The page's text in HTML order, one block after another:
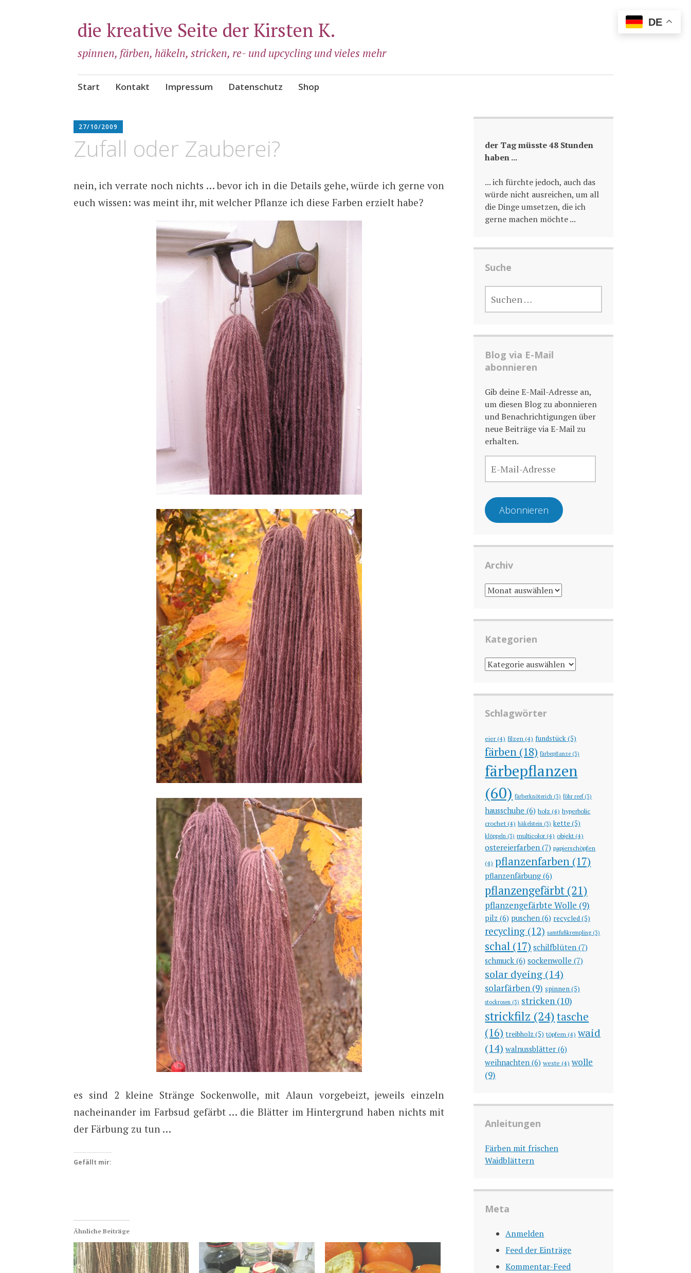
die kreative Seite der Kirsten K.
spinnen, färben, häkeln, stricken, re- und upcycling und vieles mehr
Zum
Start Kontakt Impressum Datenschutz Shop
27/10/2009
Zufall oder Zauberei?
nein, ich verrate noch nichts … bevor ich in die Details gehe, würde ich gerne von
euch wissen: was meint ihr, mit welcher Pflanze ich diese Farben erzielt habe?
es sind 2 kleine Stränge Sockenwolle, mit Alaun vorgebeizt, jeweils einzeln
nacheinander im Farbsud gefärbt … die Blätter im Hintergrund haben nichts mit
der Färbung zu tun …
Gefällt mir:
Ähnliche Beiträge
der Tag müsste 48 Stunden
haben ...
... ich fürchte jedoch, auch das
würde nicht ausreichen, um all
die Dinge umsetzen, die ich
gerne machen möchte ...
Suche
NACH:
Blog via E-Mail
abonnieren
Gib deine E-Mail-Adresse an,
um diesen Blog zu abonnieren
und Benachrichtigungen über
neue Beiträge via E-Mail zu
erhalten.
MAIL-
ADRESSE
Abonnieren
Archiv
ARCHIV
Kategorien
KATEGORIEN
Schlagwörter
eier(4) filzen(4) fundstück(5)
färben (18) färbepflanze (3)
färbepflanzen
(60) färberknöterich (3) föhr reef(3)
hausschuhe (6) holz (4) hyperbolic
crochet(4) häkelstein (3) kette (5)
klöppeln (3) multicolor(4) objekt(4)
ostereierfarben (7) papierschöpfen
(4) pflanzenfarben (17)
pflanzenfärbung (6)
pflanzengefärbt (21)
pflanzengefärbte Wolle (9)
pilz (6) puschen (6) recycled(5)
recycling (12) samtfußkrempling(3)
schal (17) schilfblüten (7)
schmuck (6) sockenwolle (7)
solar dyeing (14)
solarfärben (9) spinnen(5)
stockrosen (3) stricken (10)
strickfilz (24)tasche
(16) treibholz (5) töpfern(4) waid
(14) walnussblätter (6)
weihnachten (6) weste (4) wolle
(9)
Anleitungen
Färben mit frischen
Waidblättern
Meta
Anmelden
Feed der Einträge
Kommentar-Feed
DE